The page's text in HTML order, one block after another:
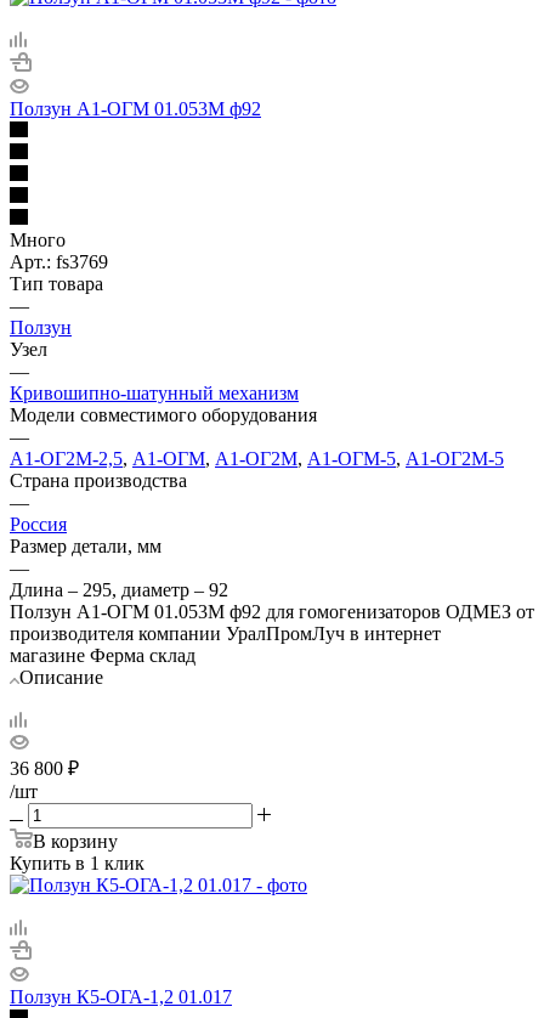
Ползун А1-ОГМ 01.053М ф92
Много
Арт.: fs3769
Тип товара
—
Ползун
Узел
—
Кривошипно-шатунный механизм
Модели совместимого оборудования
—
А1-ОГ2М-2,5, А1-ОГМ, А1-ОГ2М, А1-ОГМ-5, А1-ОГ2М-5
Страна производства
—
Россия
Размер детали, мм
—
Длина – 295, диаметр – 92
Ползун А1-ОГМ 01.053М ф92 для гомогенизаторов ОДМЕЗ от
производителя компании УралПромЛуч в интернет
магазине Ферма склад
Описание
36 800 ₽
/шт
В корзину
Купить в 1 клик
Ползун К5-ОГА-1,2 01.017